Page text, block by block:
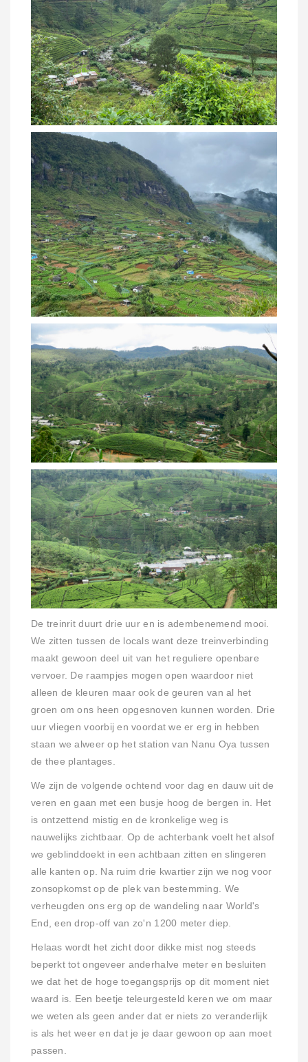
De treinrit duurt drie uur en is adembenemend mooi.
We zitten tussen de locals want deze treinverbinding
maakt gewoon deel uit van het reguliere openbare
vervoer. De raampjes mogen open waardoor niet
alleen de kleuren maar ook de geuren van al het
groen om ons heen opgesnoven kunnen worden. Drie
uur vliegen voorbij en voordat we er erg in hebben
staan we alweer op het station van Nanu Oya tussen
de thee plantages.
We zijn de volgende ochtend voor dag en dauw uit de
veren en gaan met een busje hoog de bergen in. Het
is ontzettend mistig en de kronkelige weg is
nauwelijks zichtbaar. Op de achterbank voelt het alsof
we geblinddoekt in een achtbaan zitten en slingeren
alle kanten op. Na ruim drie kwartier zijn we nog voor
zonsopkomst op de plek van bestemming. We
verheugden ons erg op de wandeling naar World's
End, een drop-off van zo'n 1200 meter diep.
Helaas wordt het zicht door dikke mist nog steeds
beperkt tot ongeveer anderhalve meter en besluiten
we dat het de hoge toegangsprijs op dit moment niet
waard is. Een beetje teleurgesteld keren we om maar
we weten als geen ander dat er niets zo veranderlijk
is als het weer en dat je je daar gewoon op aan moet
passen.